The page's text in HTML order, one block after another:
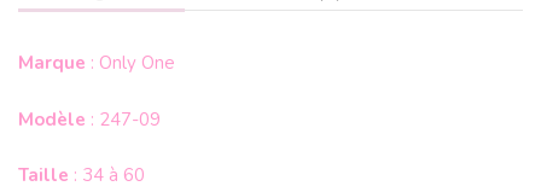
Marque : Only One
Modèle : 247-09
Taille : 34 à 60